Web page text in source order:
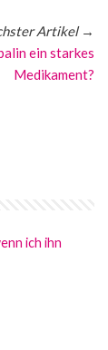
Artikel→
ein starkes
Medikament?
ich ihn